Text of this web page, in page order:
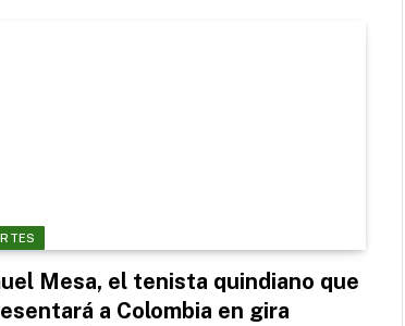
Mesa, el tenista quindiano que
a Colombia en gira